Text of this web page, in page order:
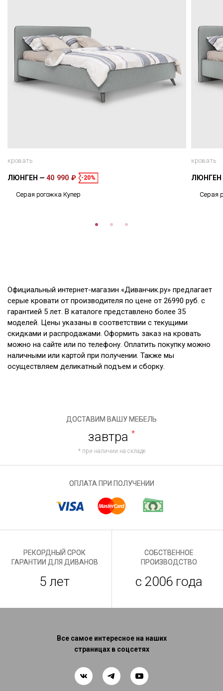
кровать
ЛЮНГЕН 40 990 ₽ -20%
Серая рогожка Купер
кровать
ЛЮНГЕН
Серая
Официальный интернет-магазин «Диванчик.ру» предлагает
серые кровати от производителя по цене от 26990 руб. с
гарантией 5 лет. В каталоге представлено более 35
моделей. Цены указаны в соответствии с текущими
скидками и распродажами. Оформить заказ на кровать
можно на сайте или по телефону. Оплатить покупку можно
наличными или картой при получении. Также мы
осуществляем деликатный подъем и сборку.
ДОСТАВИМ ВАШУ МЕБЕЛЬ
завтра *
* при наличии на складе
ОПЛАТА ПРИ ПОЛУЧЕНИИ
РЕКОРДНЫЙ СРОК
ГАРАНТИИ ДЛЯ ДИВАНОВ
5 лет
СОБСТВЕННОЕ
ПРОИЗВОДСТВО
с 2006 года
Все самое интересное на наших
страницах в соцсетях